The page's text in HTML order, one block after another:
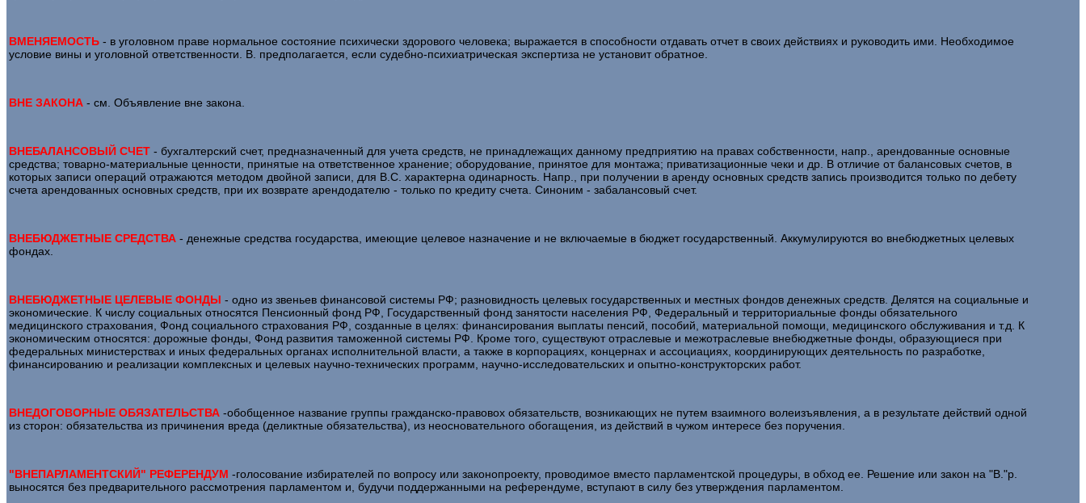
ВМЕНЯЕМОСТЬ - в уголовном праве нормальное состояние психически здорового человека; выражается в способности отдавать отчет в своих действиях и руководить ими. Необходимое
условие вины и уголовной ответственности. В. предполагается, если судебно-психиатрическая экспертиза не установит обратное.
ВНЕ ЗАКОНА - см. Объявление вне закона.
ВНЕБАЛАНСОВЫЙ СЧЕТ - бухгалтерский счет, предназначенный для учета средств, не принадлежащих данному предприятию на правах собственности, напр., арендованные основные
средства; товарно-материальные ценности, принятые на ответственное хранение; оборудование, принятое для монтажа; приватизационные чеки и др. В отличие от балансовых счетов, в
которых записи операций отражаются методом двойной записи, для B.C. характерна одинарность. Напр., при получении в аренду основных средств запись производится только по дебету
счета арендованных основных средств, при их возврате арендодателю - только по кредиту счета. Синоним - забалансовый счет.
ВНЕБЮДЖЕТНЫЕ СРЕДСТВА - денежные средства государства, имеющие целевое назначение и не включаемые в бюджет государственный. Аккумулируются во внебюджетных целевых
фондах.
ВНЕБЮДЖЕТНЫЕ ЦЕЛЕВЫЕ ФОНДЫ - одно из звеньев финансовой системы РФ; разновидность целевых государственных и местных фондов денежных средств. Делятся на социальные и
экономические. К числу социальных относятся Пенсионный фонд РФ, Государственный фонд занятости населения РФ, Федеральный и территориальные фонды обязательного
медицинского страхования, Фонд социального страхования РФ, созданные в целях: финансирования выплаты пенсий, пособий, материальной помощи, медицинского обслуживания и т.д. К
экономическим относятся: дорожные фонды, Фонд развития таможенной системы РФ. Кроме того, существуют отраслевые и межотраслевые внебюджетные фонды, образующиеся при
федеральных министерствах и иных федеральных органах исполнительной власти, а также в корпорациях, концернах и ассоциациях, координирующих деятельность по разработке,
финансированию и реализации комплексных и целевых научно-технических программ, научно-исследовательских и опытно-конструкторских работ.
ВНЕДОГОВОРНЫЕ ОБЯЗАТЕЛЬСТВА -обобщенное название группы гражданско-правовох обязательств, возникающих не путем взаимного волеизъявления, а в результате действий одной
из сторон: обязательства из причинения вреда (деликтные обязательства), из неосновательного обогащения, из действий в чужом интересе без поручения.
"ВНЕПАРЛАМЕНТСКИЙ" РЕФЕРЕНДУМ -голосование избирателей по вопросу или законопроекту, проводимое вместо парламентской процедуры, в обход ее. Решение или закон на "В."р.
выносятся без предварительного рассмотрения парламентом и, будучи поддержанными на референдуме, вступают в силу без утверждения парламентом.